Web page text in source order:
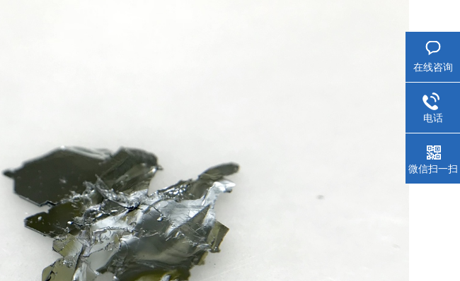
在线咨询
电话
微信扫一扫